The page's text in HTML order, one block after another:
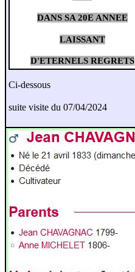
DANS SA 20E ANNEE
LAISSANT
D'ETERNELS REGRETS
Ci-dessous
suite visite du 07/04/2024